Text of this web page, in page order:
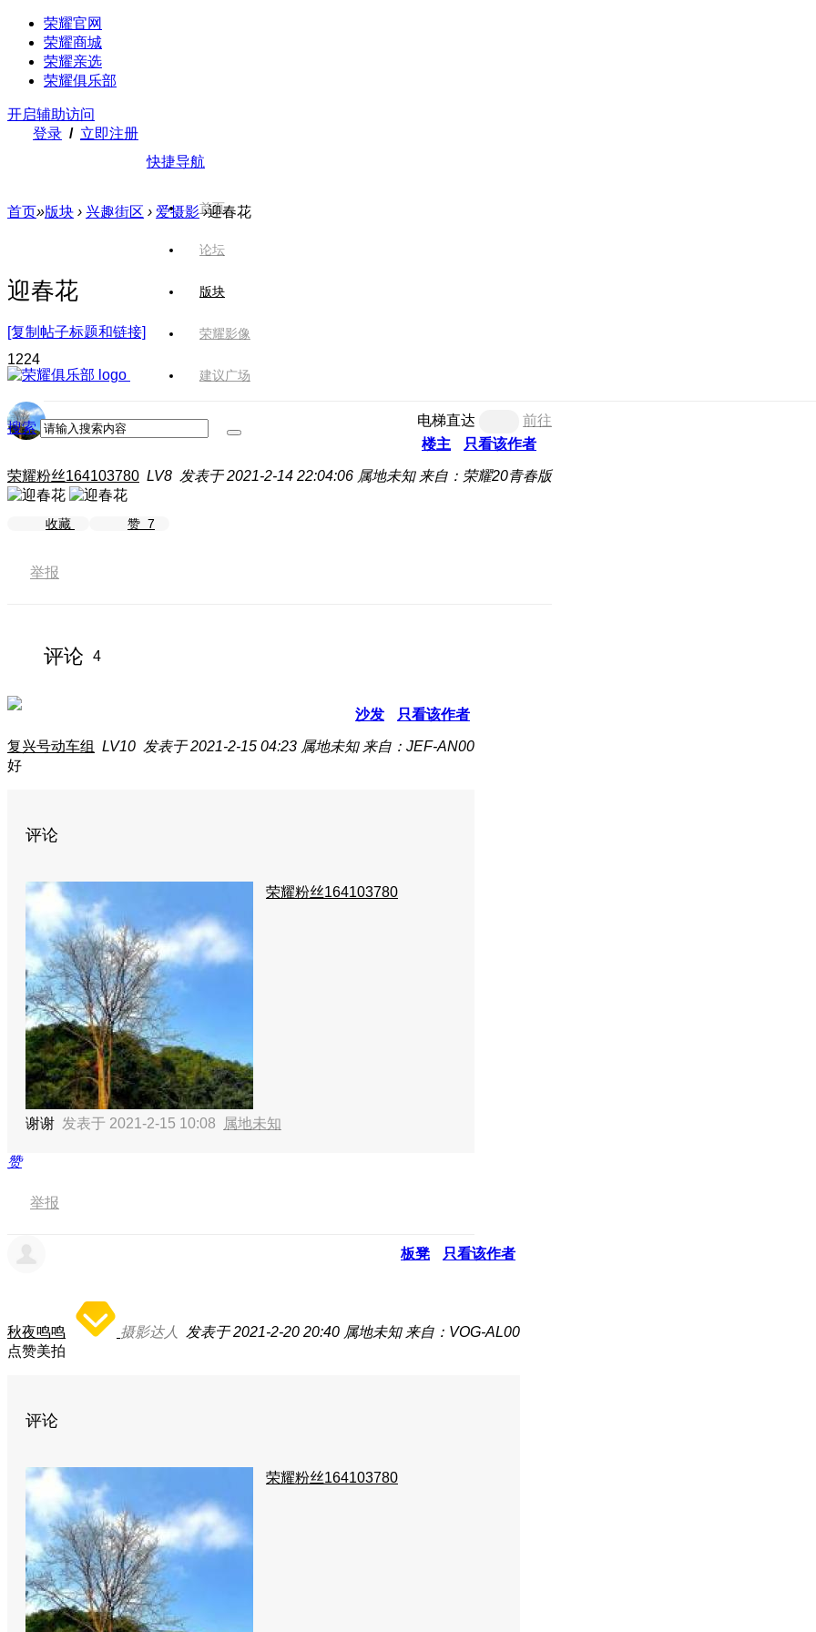
荣耀官网
荣耀商城
荣耀亲选
荣耀俱乐部
开启辅助访问
登录 / 立即注册
快捷导航
首页
论坛
版块
荣耀影像
建议广场
搜索
首页»版块 › 兴趣街区 › 爱摄影 ›迎春花
迎春花
[复制帖子标题和链接]
1224
电梯直达
前往
楼主
只看该作者
荣耀粉丝164103780 LV8 发表于 2021-2-14 22:04:06 属地未知 来自：荣耀20青春版
收藏 赞 7
举报
评论 4
沙发 只看该作者
复兴号动车组 LV10 发表于 2021-2-15 04:23 属地未知 来自：JEF-AN00
好
评论
荣耀粉丝164103780
谢谢 发表于 2021-2-15 10:08 属地未知
赞
举报
板凳 只看该作者
秋夜鸣鸣 摄影达人 发表于 2021-2-20 20:40 属地未知 来自：VOG-AL00
点赞美拍
评论
荣耀粉丝164103780